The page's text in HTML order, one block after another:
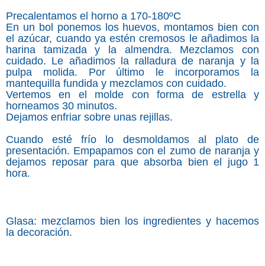
Precalentamos el horno a 170-180ºC
En un bol ponemos los huevos, montamos bien con
el azúcar, cuando ya estén cremosos le añadimos la
harina tamizada y la almendra. Mezclamos con
cuidado. Le añadimos la ralladura de naranja y la
pulpa molida. Por último le incorporamos la
mantequilla fundida y mezclamos con cuidado.
Vertemos en el molde con forma de estrella y
horneamos 30 minutos.
Dejamos enfriar sobre unas rejillas.
Cuando esté frío lo desmoldamos al plato de
presentación. Empapamos con el zumo de naranja y
dejamos reposar para que absorba bien el jugo 1
hora.
Glasa: mezclamos bien los ingredientes y hacemos
la decoración.